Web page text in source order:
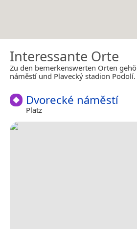
Interessante Orte
Zu den bemerkenswerten Orten
náměstí und Plavecký stadion Podolí.
Dvorecké náměstí
Platz